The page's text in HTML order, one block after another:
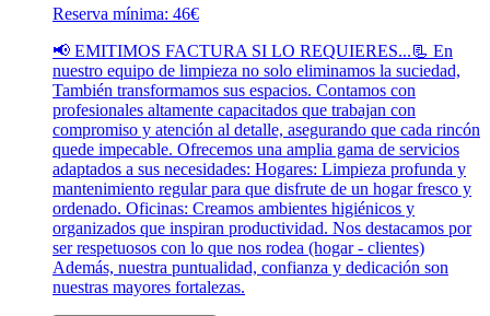
Reserva mínima: 46€
📢 EMITIMOS FACTURA SI LO REQUIERES...📃 En
nuestro equipo de limpieza no solo eliminamos la suciedad,
También transformamos sus espacios. Contamos con
profesionales altamente capacitados que trabajan con
compromiso y atención al detalle, asegurando que cada rincón
quede impecable. Ofrecemos una amplia gama de servicios
adaptados a sus necesidades: Hogares: Limpieza profunda y
mantenimiento regular para que disfrute de un hogar fresco y
ordenado. Oficinas: Creamos ambientes higiénicos y
organizados que inspiran productividad. Nos destacamos por
ser respetuosos con lo que nos rodea (hogar - clientes)
Además, nuestra puntualidad, confianza y dedicación son
nuestras mayores fortalezas.